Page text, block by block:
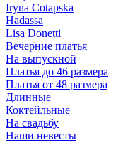
Iryna Cotapska
Hadassa
Lisa Donetti
Вечерние платья
На выпускной
Платья до 46 размера
Платья от 48 размера
Длинные
Коктейльные
На свадьбу
Наши невесты